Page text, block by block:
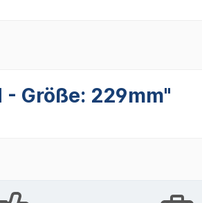
Größe: 229mm"